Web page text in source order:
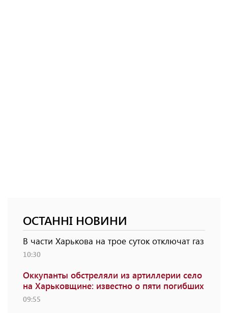
ОСТАННІ НОВИНИ
В части Харькова на трое суток отключат газ
10:30
Оккупанты обстреляли из артиллерии село
на Харьковщине: известно о пяти погибших
09:55